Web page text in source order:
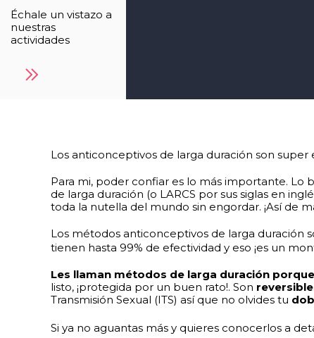
Échale un vistazo a
nuestras
actividades
Los anticonceptivos de larga duración son
Para mi, poder confiar es lo más importante.
de larga duración (o LARCS por sus siglas en
toda la nutella del mundo sin engordar. ¡Así de
Los métodos anticonceptivos de larga duración
tienen hasta 99% de efectividad y eso ¡es un
Les llaman métodos de larga duración
listo, ¡protegida por un buen rato!. Son
Transmisión Sexual (ITS) así que no olvides tu
Si ya no aguantas más y quieres conocerlos a